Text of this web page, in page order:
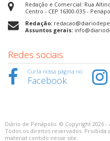
Redação e Comercial: Rua
Centro - CEP 16300-035 -
Redação:
Assuntos gerais:
Redes sociais
Curta nossa página no
Facebook
Diário de Penápolis. © Copyright 2026 -
Todos os direitos reservados.
material contido nesse site.